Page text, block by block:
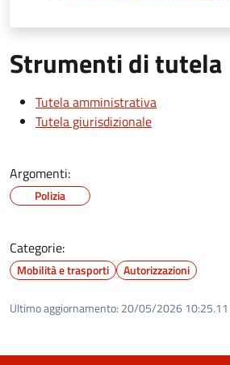
Strumenti di tutela
Tutela amministrativa
Tutela giurisdizionale
Argomenti:
Polizia
Categorie:
Mobilità e trasporti Autorizzazioni
Ultimo aggiornamento: 20/05/2026 10:25.11